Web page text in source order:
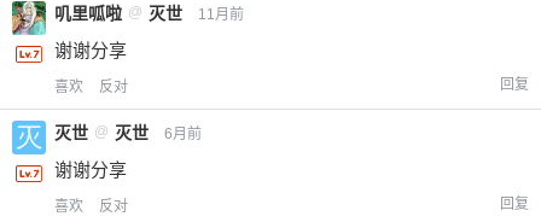
叽里呱啦 @ 灭世 11月前
谢谢分享
喜欢 反对 回复
灭世 @ 灭世 6月前
谢谢分享
喜欢 反对 回复